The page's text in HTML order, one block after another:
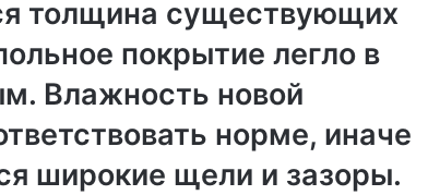
толщина существующих
покрытие легло в
Влажность новой
норме, иначе
широкие щели и зазоры.